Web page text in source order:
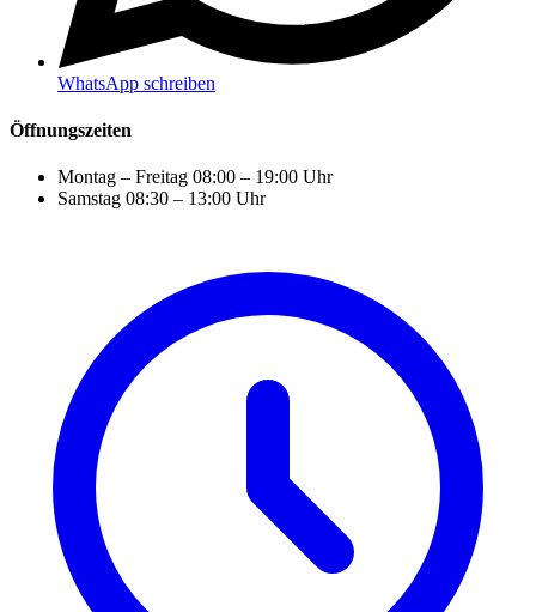
WhatsApp schreiben
Öffnungszeiten
Montag – Freitag 08:00 – 19:00 Uhr
Samstag 08:30 – 13:00 Uhr